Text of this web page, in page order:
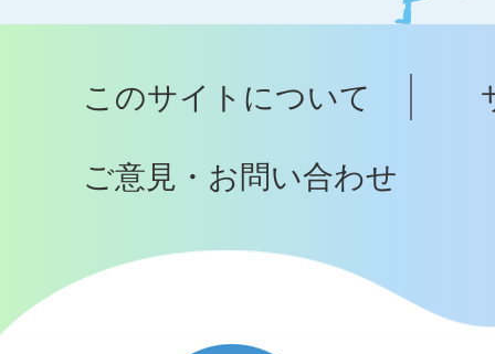
ッ
へ
このサイトについて
ご意見・お問い合わせ